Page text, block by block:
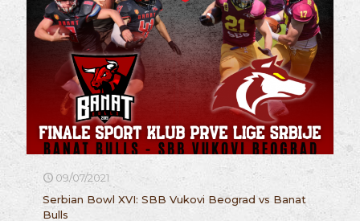
09/07/2021
Serbian Bowl XVI: SBB Vukovi Beograd vs Banat
Bulls